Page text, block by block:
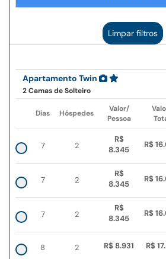
Limpar filtros
Apartamento Twin
2 Camas de Solteiro
Dias Hóspedes
Valor/
Pessoa
7 2
R$
8.345
R$
7 2
R$
8.345
R$
7 2
R$
8.345
R$
8 2 R$ 8.931 R$